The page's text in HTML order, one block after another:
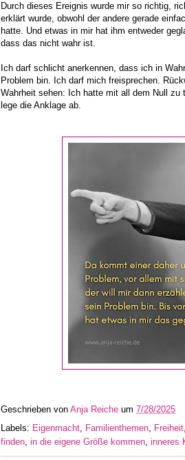
Durch dieses Ereignis wurde mir so richtig,
erklärt wurde, obwohl der andere gerade
hatte. Und etwas in mir hat ihm entweder
dass das nicht wahr ist.
Ich darf schlicht anerkennen, dass ich in
Problem bin. Ich darf mich freisprechen.
Wahrheit sehen: Ich hatte mit all dem Null
lege die Anklage ab.
Geschrieben von Anja Reiche um 7/28/2025
Labels: Eigenmacht, Familienthemen, Freiheit,
finden, in die eigene Größe kommen, inneres